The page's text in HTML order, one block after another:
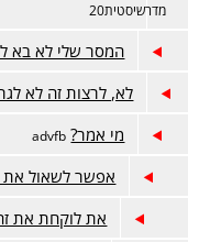
מדרשיסטית20
המסר שלי לא בא
לא, לרצות זה לא
מי אמר? advfb
אפשר לשאול
את לוקחת את